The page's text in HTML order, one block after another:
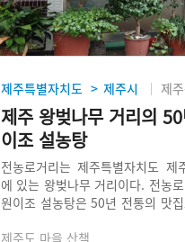
제주특별자치도 > 제주시 제
제주 왕벚나무 거리의
이조 설농탕
전농로거리는 제주특별자치도 제
에 있는 왕벚나무 거리이다. 전농
원이조 설농탕은 50년 전통의 맛
어준다. 모든 음식은 당일 만든 것
제주도 마을 산책